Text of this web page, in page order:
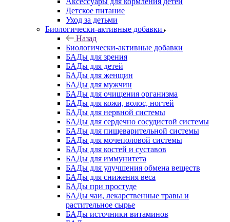
Детское питание
Уход за детьми
Биологически-активные добавки
Назад
Биологически-активные добавки
БАДы для зрения
БАДы для детей
БАДы для женщин
БАДы для мужчин
БАДы для очищения организма
БАДы для кожи, волос, ногтей
БАДы для нервной системы
БАДы для сердечно сосудистой системы
БАДы для пищеварительной системы
БАДы для мочеполовой системы
БАДы для костей и суставов
БАДы для иммунитета
БАДы для улучшения обмена веществ
БАДы для снижения веса
БАДы при простуде
БАДы чаи, лекарственные травы и
растительное сырье
БАДы источники витаминов